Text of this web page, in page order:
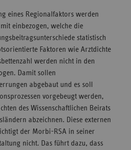
eines Regionalfaktors werden
einbezogen, welche die
statistisch
Faktoren wie Arztdichte
werden nicht in den
Damit sollen
abgebaut und es soll
vorgebeugt werden,
des Wissenschaftlichen Beirats
abzeichnen. Diese externen
der Morbi-RSA in seiner
nicht. Das führt dazu, dass